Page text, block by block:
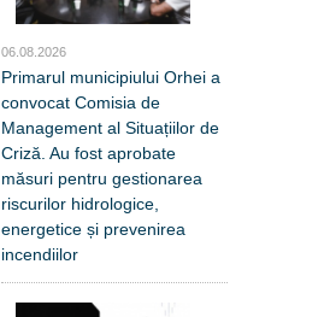
06.08.2026
Primarul municipiului Orhei a
convocat Comisia de
Management al Situațiilor de
Criză. Au fost aprobate
măsuri pentru gestionarea
riscurilor hidrologice,
energetice și prevenirea
incendiilor